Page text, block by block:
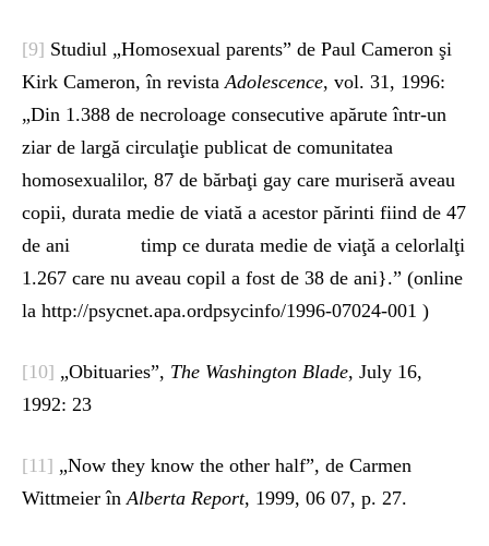
[9] Studiul „Homosexual parents” de Paul Cameron şi
Kirk Cameron, în revista Adolescence, vol. 31, 1996:
„Din 1.388 de necroloage consecutive apărute într-un
ziar de largă circulaţie publicat de comunitatea
homosexualilor, 87 de bărbaţi gay care muriseră aveau
copii, durata medie de viată a acestor părinti fiind de 47
de ani timp ce durata medie de viaţă a celorlalţi
1.267 care nu aveau copil a fost de 38 de ani}.” (online
la http://psycnet.apa.ordpsycinfo/1996-07024-001 )
[10] „Obituaries”, The Washington Blade, July 16,
1992: 23
[11] „Now they know the other half”, de Carmen
Wittmeier în Alberta Report, 1999, 06 07, p. 27.